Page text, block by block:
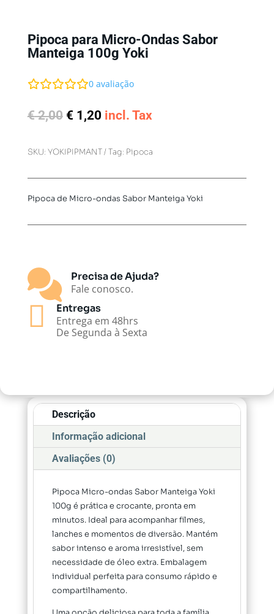
Pipoca para Micro-Ondas Sabor
Manteiga 100g Yoki
0avaliação
€2,00 O
era:
€1,20O
é:
incl. Tax
SKU: YOKIPIPMANT Tag: Pipoca
Pipoca de Micro-ondas Sabor Manteiga Yoki
 Precisa de Ajuda?
Fale conosco.
 Entregas
Entrega em 48hrs
De Segunda à Sexta
Descrição
Informação adicional
Avaliações (0)
Pipoca Micro-ondas Sabor Manteiga Yoki
100g é prática e crocante, pronta em
minutos. Ideal para acompanhar filmes,
lanches e momentos de diversão. Mantém
sabor intenso e aroma irresistível, sem
necessidade de óleo extra. Embalagem
individual perfeita para consumo rápido e
compartilhamento.